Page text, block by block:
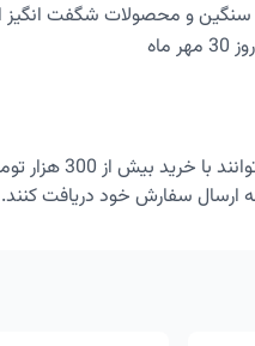
سنگین و محصولات شگفت
تمامی کاربران بجز